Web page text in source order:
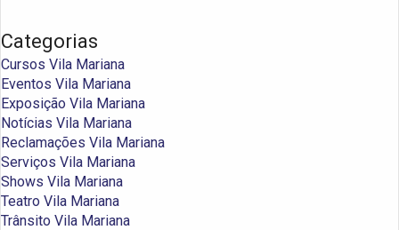
Categorias
Cursos Vila Mariana
Eventos Vila Mariana
Exposição Vila Mariana
Notícias Vila Mariana
Reclamações Vila Mariana
Serviços Vila Mariana
Shows Vila Mariana
Teatro Vila Mariana
Trânsito Vila Mariana